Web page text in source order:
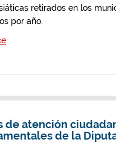
retirados en los
por año.
de atención
de la